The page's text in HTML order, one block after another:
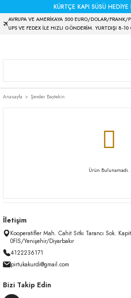
KÜRTÇE KAPI SÜSÜ HEDİYE
AVRUPA VE AMERİKAYA 500 EURO/DOLAR/FRANK/
UPS VE FEDEX İLE HIZLI GÖNDERİM. YURTDIŞI 8-
Anasayfa Şevder Baytekin
Ürün Bulunamadı.
İletişim
Kooperatifler Mah. Cahit Sıtkı Tarancı Sok.
0FİS/Yenişehir/Diyarbakır
4122236171
pirtukakurdi@gmail.com
Bizi Takip Edin